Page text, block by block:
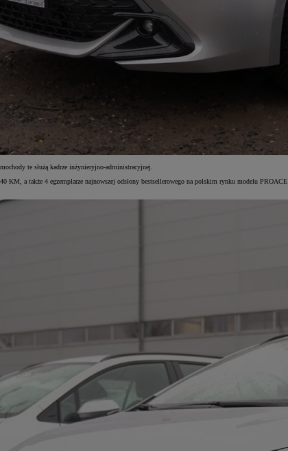
te służą kadrze inżynieryjno-administracyjnej.
a także 4 egzemplarze najnowszej odsłony bestsellerowego na polskim rynku modelu